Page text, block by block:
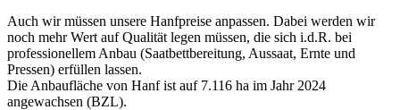
Auch wir müssen unsere Hanfpreise anpassen. Dabei werden wir
noch mehr Wert auf Qualität legen müssen, die sich i.d.R. bei
professionellem Anbau (Saatbettbereitung, Aussaat, Ernte und
Pressen) erfüllen lassen.
Die Anbaufläche von Hanf ist auf 7.116 ha im Jahr 2024
angewachsen (BZL).